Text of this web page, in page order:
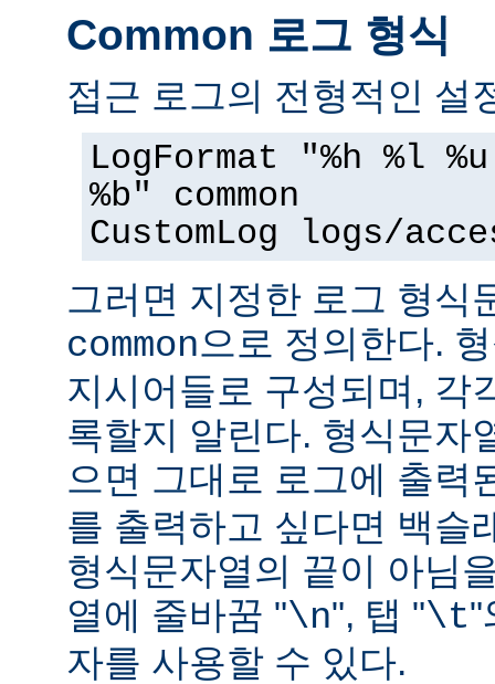
Common 로그 형식
접근 로그의 전형적인 설
LogFormat "%h %l
%b" common
CustomLog logs/
그러면 지정한 로그 형식
common으로 정의한다.
지시어들로 구성되며, 각
록할지 알린다. 형식문자
으면 그대로 로그에 출력
를 출력하고 싶다면 백슬
형식문자열의 끝이 아님
열에 줄바꿈 "\n", 탭 "\t"
자를 사용할 수 있다.